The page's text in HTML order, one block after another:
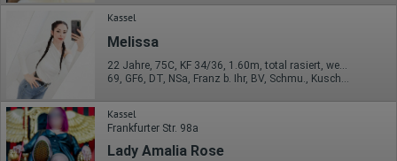
Ort der Verarbeitung:
Europäische Union & USA
Hotjar
Wir nutzen Hotjar als Webanalysedient. Es wird verwendet, um
Daten über das Benutzerverhalten zu sammeln. Hotjar kann
auch im Rahmen von Umfragen und Feedbackfunktionen, die
auf unserer Website eingebunden sind, von Ihnen bereitgestellte
Informationen verarbeiten.
Kassel
Melissa
69, GF6, DT, NSa, Franz b. Ihr, BV, Schmu., Kuscheln
Kassel
Frankfurter Str. 98a
Lady Amalia Rose